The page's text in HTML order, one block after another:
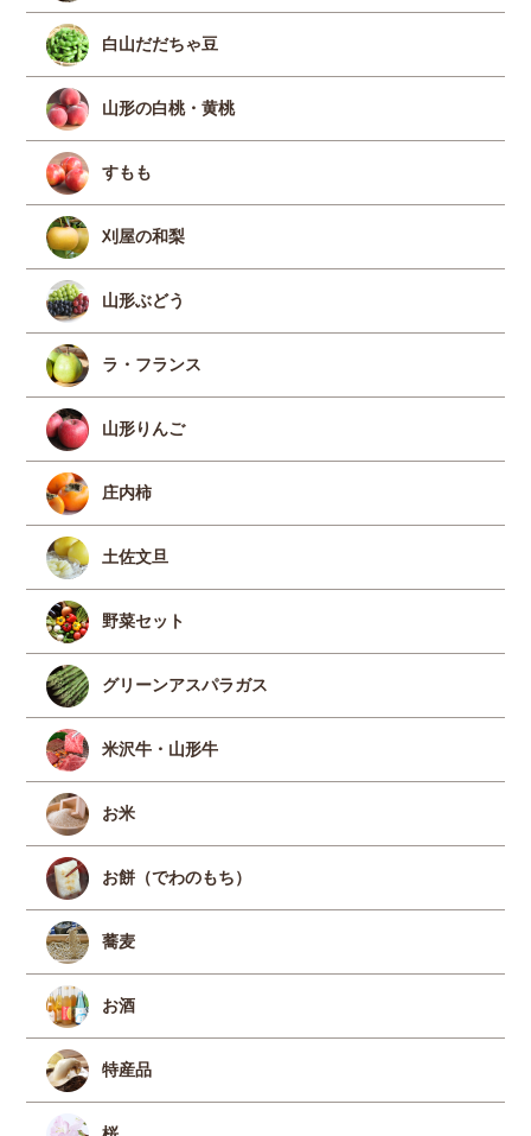
白山だだちゃ豆
山形の白桃・黄桃
すもも
刈屋の和梨
山形ぶどう
ラ・フランス
山形りんご
庄内柿
土佐文旦
野菜セット
グリーンアスパラガス
米沢牛・山形牛
お米
お餅（でわのもち）
蕎麦
お酒
特産品